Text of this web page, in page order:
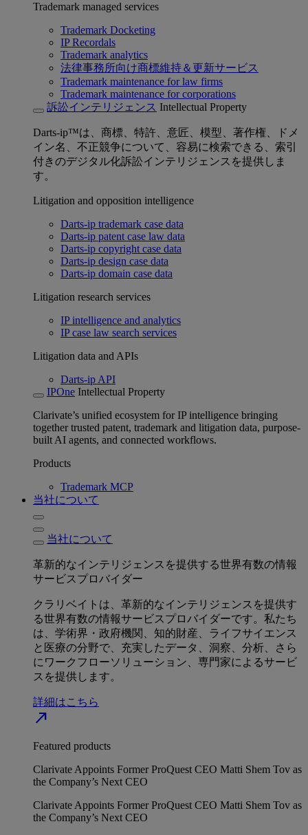
Trademark managed services
Trademark Docketing
IP Recordals
Trademark analytics
法律事務所向け商標維持＆更新サービス
Trademark maintenance for law firms
Trademark maintenance for corporations
訴訟インテリジェンス Intellectual Property
Darts-ip™は、商標、特許、意匠、模型、著作権、ドメ
イン名、不正競争について、容易に検索できる、索引
付きのデジタル化訴訟インテリジェンスを提供しま
す。
Litigation and opposition intelligence
Darts-ip trademark case data
Darts-ip patent case law data
Darts-ip copyright case data
Darts-ip design case data
Darts-ip domain case data
Litigation research services
IP intelligence and analytics
IP case law search services
Litigation data and APIs
Darts-ip API
IPOne Intellectual Property
Clarivate’s unified ecosystem for IP intelligence bringing
together trusted patent, trademark and litigation data, purpose-
built AI agents, and connected workflows.
Products
Trademark MCP
当社について
当社について
革新的なインテリジェンスを提供する世界有数の情報
サービスプロバイダー
クラリベイトは、革新的なインテリジェンスを提供す
る世界有数の情報サービスプロバイダーです。私たち
は、学術界・政府機関、知的財産、ライフサイエンス
と医療の分野で、充実したデータ、洞察、分析、さら
にワークフローソリューション、専門家によるサービ
スを提供します。
詳細はこちら
north_east
Featured products
Clarivate Appoints Former ProQuest CEO Matti Shem Tov as
the Company’s Next CEO
Clarivate Appoints Former ProQuest CEO Matti Shem Tov as
the Company’s Next CEO